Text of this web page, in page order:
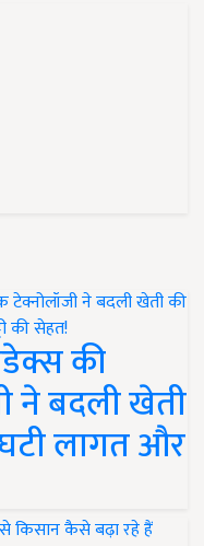
की
ने बदली खेती
लागत और